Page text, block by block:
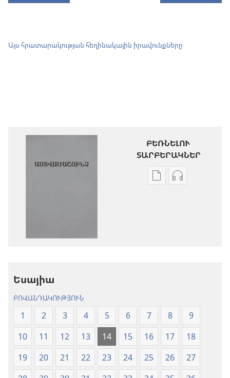
Այս հրատարակության հեղինակային իրավունքները
ԲԵՌՆԵԼՈՒ
ՏԱՐԲԵՐԱԿՆԵՐ
Թվային
Եսայիա
ԲՈՎԱՆԴԱԿՈՒԹՅՈՒՆ
1 2 3 4 5 6 7 8
9
10
11 12 13 14 15 16 17
18
19
20 21 22 23 24 25 26
27